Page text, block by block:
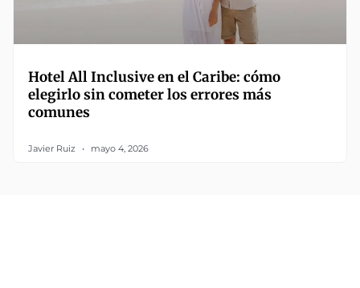
Hotel All Inclusive en el Caribe: cómo
elegirlo sin cometer los errores más
comunes
Javier Ruiz mayo 4, 2026